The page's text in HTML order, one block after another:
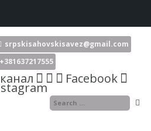
srpskisahovskisavez@gmail.com
+381637217555
Facebook